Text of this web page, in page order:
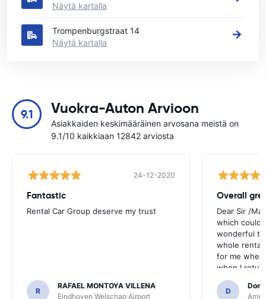
Näytä kartalla
Trompenburgstraat 14
Näytä kartalla
9.1 Vuokra-Auton Arvioon
Asiakkaiden keskimääräinen arvosana meistä on
9.1/10 kaikkiaan 12842 arviosta
24-12-2020
Fantastic
Rental Car Group deserve my trust
R
RAFAEL MONTOYA VILLENA
Eindhoven Welschap Airport
Overall
Dear Sir /
which could
wonderful to
whole
for me
when I
the desk
D